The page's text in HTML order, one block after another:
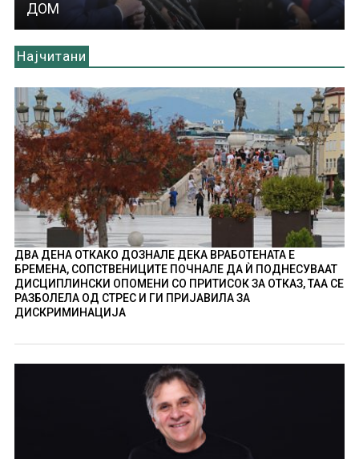
ДОМ
Најчитани
ДВА ДЕНА ОТКАКО ДОЗНАЛЕ ДЕКА ВРАБОТЕНАТА Е
БРЕМЕНА, СОПСТВЕНИЦИТЕ ПОЧНАЛЕ ДА Ѝ ПОДНЕСУВААТ
ДИСЦИПЛИНСКИ ОПОМЕНИ СО ПРИТИСОК ЗА ОТКАЗ, ТАА СЕ
РАЗБОЛЕЛА ОД СТРЕС И ГИ ПРИЈАВИЛА ЗА
ДИСКРИМИНАЦИЈА